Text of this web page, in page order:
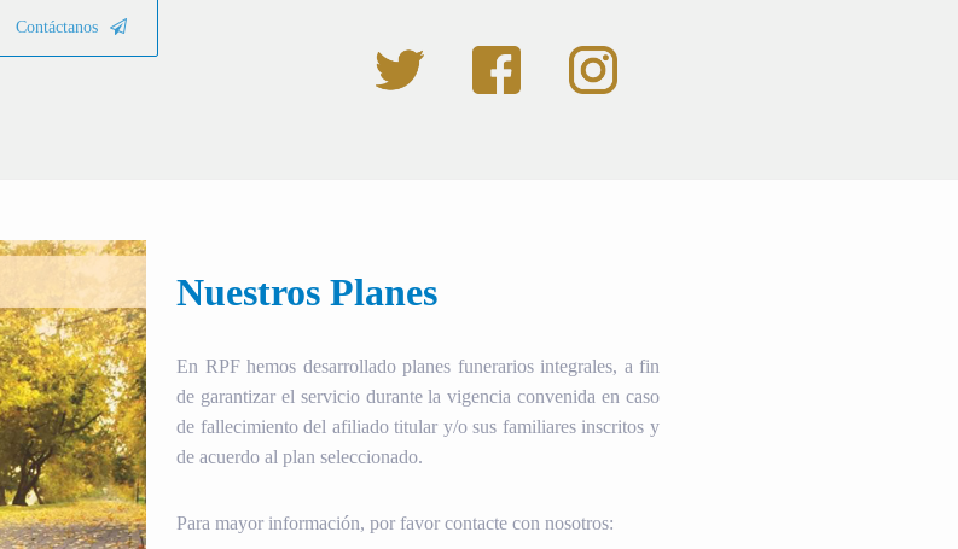
Contáctanos
Nuestros Planes
En RPF hemos desarrollado planes funerarios integrales, a fin
de garantizar el servicio durante la vigencia convenida en caso
de fallecimiento del afiliado titular y/o sus familiares inscritos y
de acuerdo al plan seleccionado.
Para mayor información, por favor contacte con nosotros: